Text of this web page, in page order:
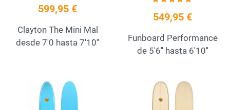
599,95 €
Clayton The Mini Mal
desde 7'0 hasta 7'10''
549,95 €
Funboard Performance
de 5'6'' hasta 6'10''
Add to Wishlist